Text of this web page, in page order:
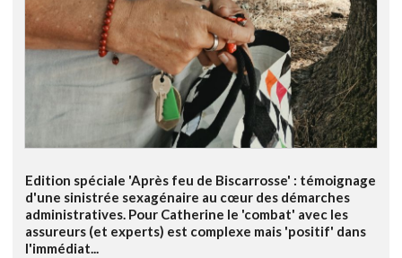
Edition spéciale 'Après feu de Biscarrosse' : témoignage
d'une sinistrée sexagénaire au cœur des démarches
administratives. Pour Catherine le 'combat' avec les
assureurs (et experts) est complexe mais 'positif' dans
l'immédiat...